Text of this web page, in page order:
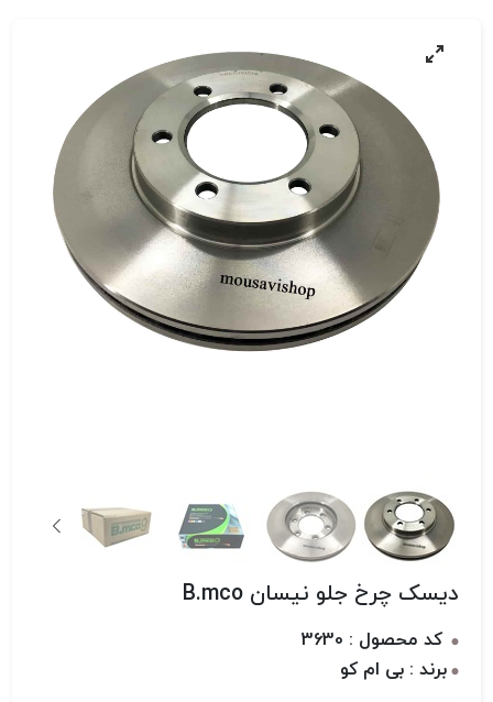
دیسک چرخ جلو نیسان B.mco
کد محصول : 3630
برند : بی ام کو